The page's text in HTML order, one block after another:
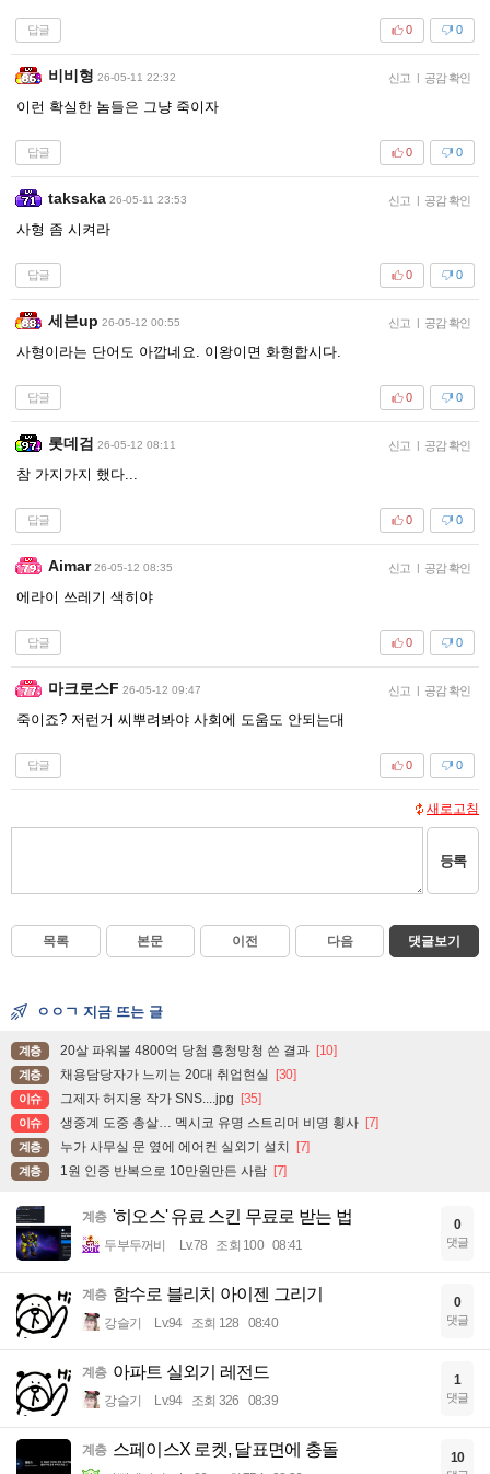
답글 0
0
비비형 26-05-11 22:32 신고 | 공감 확인
이런 확실한 놈들은 그냥 죽이자
답글 0
0
taksaka 26-05-11 23:53 신고 | 공감 확인
사형 좀 시켜라
답글 0
0
세븐up 26-05-12 00:55 신고 | 공감 확인
사형이라는 단어도 아깝네요. 이왕이면 화형합시다.
답글 0
0
롯데검 26-05-12 08:11 신고 | 공감 확인
참 가지가지 했다...
답글 0
0
Aimar 26-05-12 08:35 신고 | 공감 확인
에라이 쓰레기 색히야
답글 0
0
마크로스F 26-05-12 09:47 신고 | 공감 확인
죽이죠? 저런거 씨뿌려봐야 사회에 도움도 안되는대
답글 0
0
새로고침
등록
목록 본문 이전 다음 댓글보기
ㅇㅇㄱ 지금 뜨는 글
계층 20살 파워볼 4800억 당첨 흥청망청 쓴 결과 [10]
계층 채용담당자가 느끼는 20대 취업현실 [30]
이슈 그제자 허지웅 작가 SNS....jpg [35]
이슈 생중계 도중 총살… 멕시코 유명 스트리머 비명 횡사 [7]
계층 누가 사무실 문 옆에 에어컨 실외기 설치 [7]
계층 1원 인증 반복으로 10만원만든 사람 [7]
계층 '히오스' 유료 스킨 무료로 받는 법
두부두꺼비 Lv.78 조회 100 08:41
0
댓글
계층 함수로 블리치 아이젠 그리기
강슬기 Lv.94 조회 128 08:40
0
댓글
계층 아파트 실외기 레전드
강슬기 Lv.94 조회 326 08:39
1
댓글
계층 스페이스X 로켓, 달표면에 충돌 10